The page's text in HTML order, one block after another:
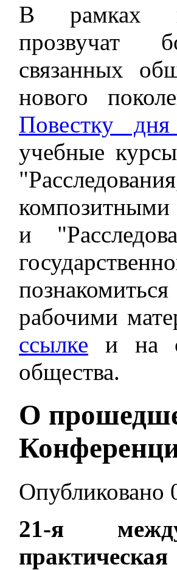
В рамках
прозвучат
связанных
нового
Повестку
учебные
и
рабочими
ссылке и на
общества.
О
Опубликовано
21-я